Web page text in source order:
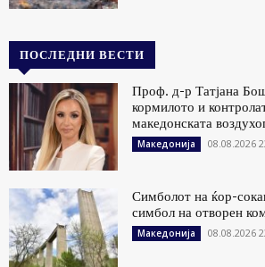
ПОСЛЕДНИ ВЕСТИ
Проф. д-р Татјана
кормилото и
македонската
Македонија 08.08.2026
Симболот на ќор-
симбол на отворен
Македонија 08.08.2026